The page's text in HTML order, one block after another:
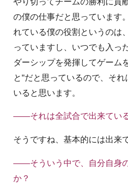
の僕の仕事だと思っています
れている僕の役割というのは
っていますし、いつでも入っ
ダーシップを発揮してゲーム
と"だと思っているので、そ
いると思います。
――それは全試合で出来てい
そうですね、基本的には出来
――そういう中で、自分自身
か？